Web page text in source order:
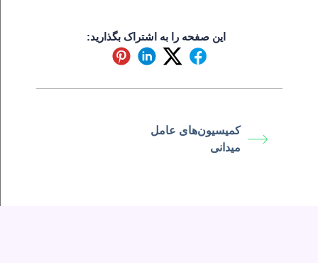
این صفحه را به اشتراک بگذارید:
کمیسیون‌های عامل
میدانی